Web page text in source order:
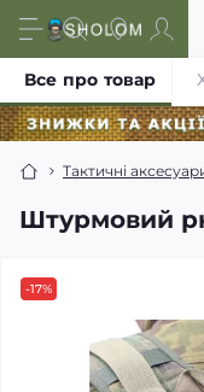
Тактичні
Штурмовий
Все про товар
-17%